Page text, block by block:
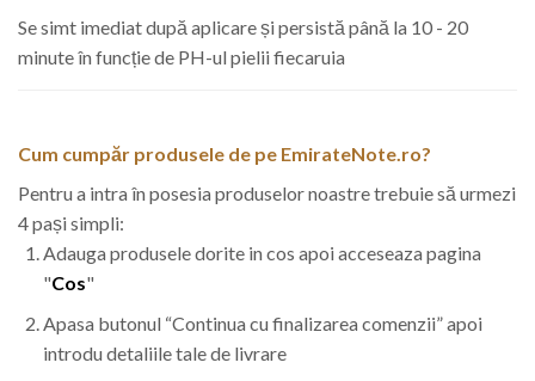
Se simt imediat după aplicare și persistă până la 10 - 20
minute în funcție de PH-ul pielii fiecaruia
Cum cumpăr produsele de pe EmirateNote.ro?
Pentru a intra în posesia produselor noastre trebuie să urmezi
4 pași simpli:
Adauga produsele dorite in cos apoi acceseaza pagina
"Cos"
Apasa butonul “Continua cu finalizarea comenzii” apoi
introdu detaliile tale de livrare